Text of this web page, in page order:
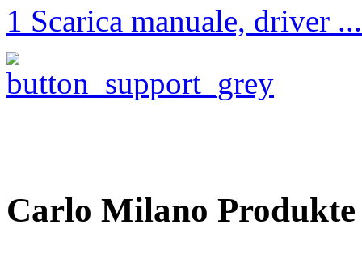
1 Scarica manuale, driver ...
Carlo Milano